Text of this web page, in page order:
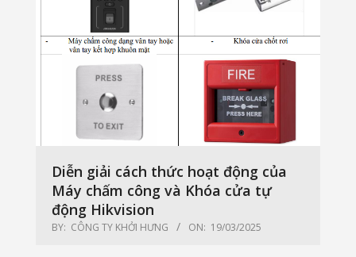
Diễn giải cách thức hoạt động của
Máy chấm công và Khóa cửa tự
động Hikvision
BY: CÔNG TY KHỞI HƯNG ON: 19/03/2025